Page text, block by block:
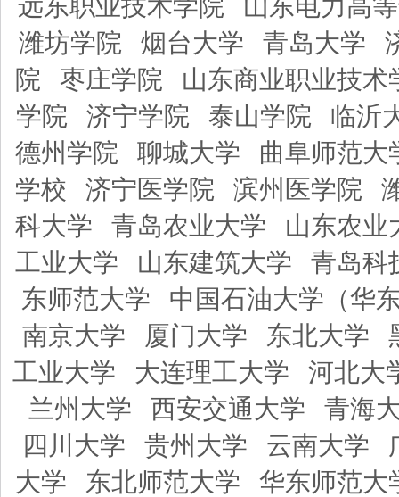
远东职业技术学院
山东电力高
潍坊学院
烟台大学 青岛大学
院
枣庄学院
山东商业职业技术
学院
济宁学院 泰山学院
临沂
德州学院
聊城大学
曲阜师范大
学校
济宁医学院 滨州医学院
科大学
青岛农业大学
山东农业
工业大学
山东建筑大学
青岛科
东师范大学
中国石油大学（华
南京大学
厦门大学 东北大学
工业大学
大连理工大学
河北大
兰州大学
西安交通大学
青海
四川大学
贵州大学 云南大学
大学
东北师范大学
华东师范大